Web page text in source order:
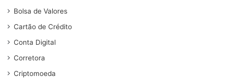
Bolsa de Valores
Cartão de Crédito
Conta Digital
Corretora
Criptomoeda